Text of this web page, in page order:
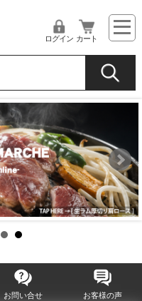
ログイン カート
お問い合せ お客様の声